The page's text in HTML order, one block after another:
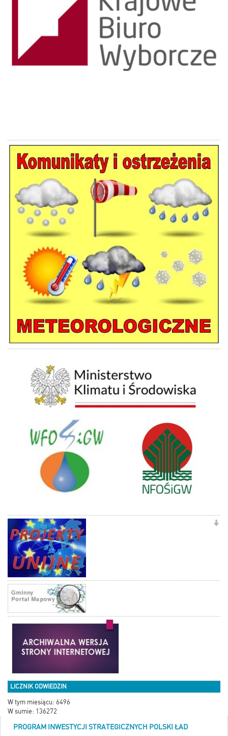
LICZNIK ODWIEDZIN
W tym miesiącu: 6496
W sumie: 136272
PROGRAM INWESTYCJI STRATEGICZNYCH POLSKI ŁAD